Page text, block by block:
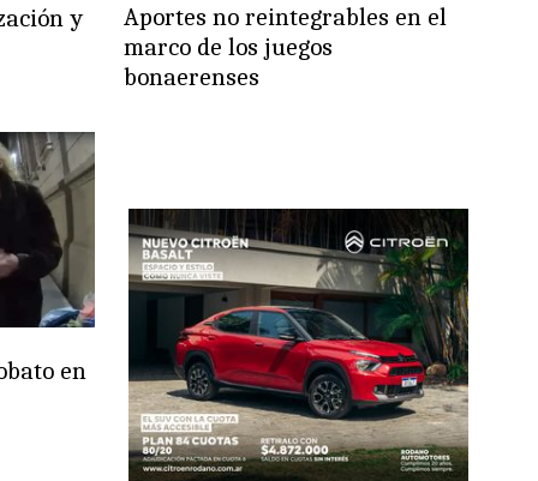
y
Aportes no reintegrables en el
marco de los juegos
bonaerenses
en